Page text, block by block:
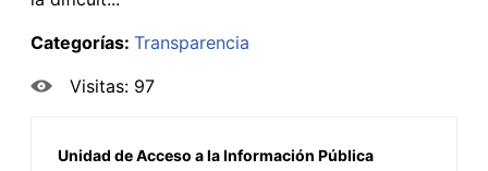
Categorías: Transparencia
Visitas: 97
Unidad de Acceso a la Información Pública